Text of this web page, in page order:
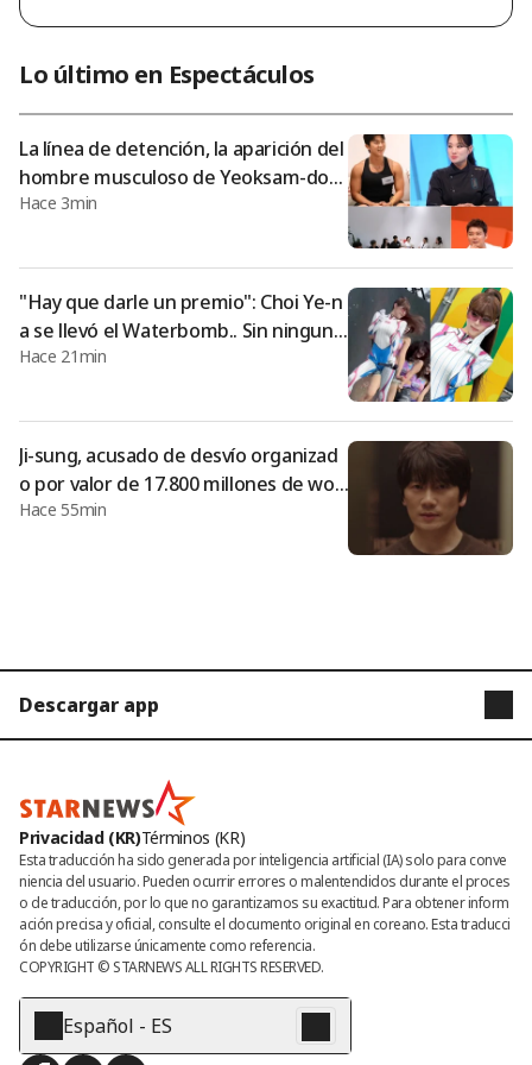
gía se completó sin contratiempos y actualmente estoy en p
roceso de recuperación". Añadió: «Me perforaron cinco aguje
ros en el estómago y me realizaron una cirugía de hernia. De
Lo último en Espectáculos
La línea de detención, la aparición del
hombre musculoso de Yeoksam-don
g y la sobreinmersión.. Jeon Hyun-mo
Hace 3min
"Hay que darle un premio": Choi Ye-n
a se llevó el Waterbomb.. Sin ninguna
exposición, se convierte en la 'nueva
Hace 21min
Ji-sung, acusado de desvío organizad
o por valor de 17.800 millones de won
es... acorralado hasta el borde del abi
Hace 55min
Descargar app
STARPOLL
Privacidad (KR)Términos (KR)
Esta traducción ha sido generada por inteligencia artificial (IA) solo para conve
niencia del usuario. Pueden ocurrir errores o malentendidos durante el proces
o de traducción, por lo que no garantizamos su exactitud. Para obtener inform
ación precisa y oficial, consulte el documento original en coreano. Esta traducci
ón debe utilizarse únicamente como referencia.
COPYRIGHT © STARNEWS ALL RIGHTS RESERVED.
Español - ES